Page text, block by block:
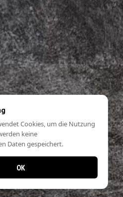
Cookies, um die Nutzung
keine
Daten gespeichert.
OK